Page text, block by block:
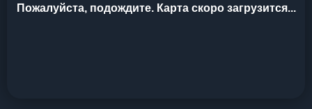
Пожалуйста, подождите. Карта скоро загрузится...